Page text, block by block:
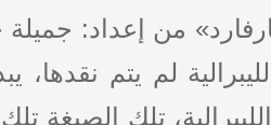
من إعداد:
تلك الصيغة